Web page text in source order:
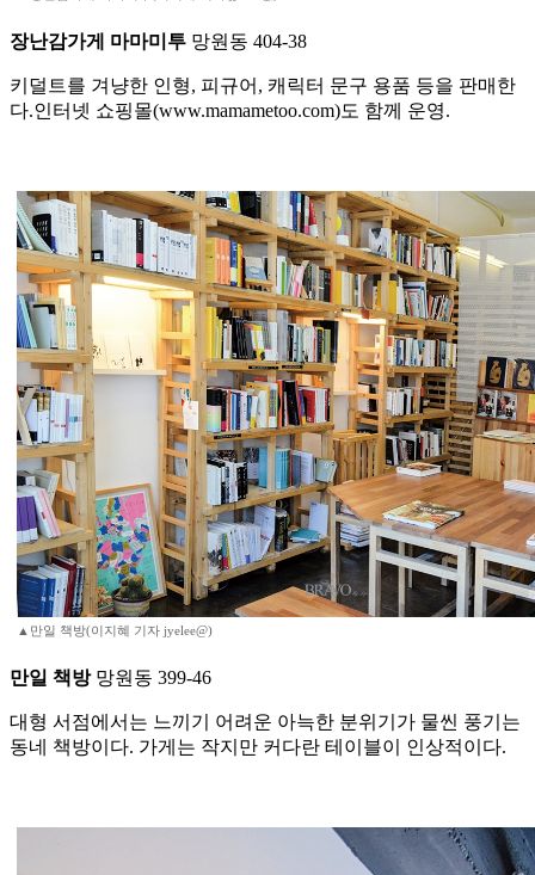
장난감가게 마마미투 망원동 404-38
키덜트를 겨냥한 인형, 피규어, 캐릭터 문구 용품 등을 판매한
다.인터넷 쇼핑몰(www.mamametoo.com)도 함께 운영.
▲만일 책방(이지혜 기자 jyelee@)
만일 책방망원동 399-46
대형 서점에서는 느끼기 어려운 아늑한 분위기가 물씬 풍기는
동네 책방이다. 가게는 작지만 커다란 테이블이 인상적이다.